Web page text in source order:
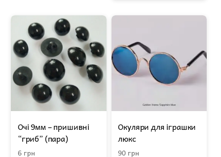
Очі 9мм – пришивні
“гриб” (пара)
6 грн
Окуляри для іграшки
люкс
90 грн